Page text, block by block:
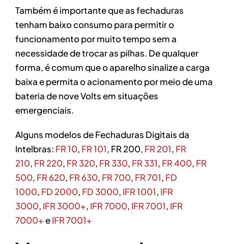
Também é importante que as fechaduras
tenham baixo consumo para permitir o
funcionamento por muito tempo sem a
necessidade de trocar as pilhas. De qualquer
forma, é comum que o aparelho sinalize a carga
baixa e permita o acionamento por meio de uma
bateria de nove Volts em situações
emergenciais.
Alguns modelos de Fechaduras Digitais da
Intelbras: FR 10, FR 101, FR 200, FR 201, FR
210, FR 220, FR 320, FR 330, FR 331, FR 400, FR
500, FR 620, FR 630, FR 700, FR 701, FD
1000, FD 2000, FD 3000, IFR 1001, IFR
3000, IFR 3000+, IFR 7000, IFR 7001, IFR
7000+eIFR 7001+